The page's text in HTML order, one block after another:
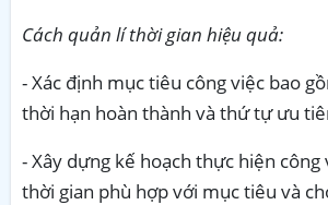
Cách quản lí thời gian hiệu quả:
- Xác định mục tiêu công việc bao
thời hạn hoàn thành và thứ tự ưu
- Xây dựng kế hoạch thực hiện công
thời gian phù hợp với mục tiêu và